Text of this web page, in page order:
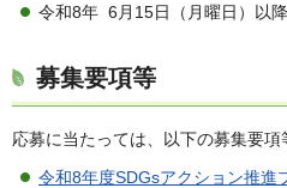
令和8年 6月15日（月曜日
募集要項等
応募に当たっては、以下の募集要項
令和8年度SDGsアクション推進